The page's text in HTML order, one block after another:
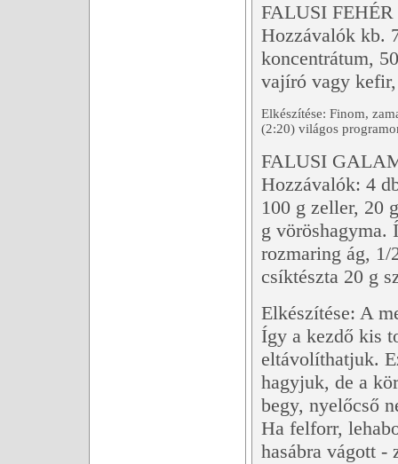
FALUSI
Hozzávalók kb.
koncentrátum,
vajíró vagy
Elkészítése: Finom,
(2:20) világos
FALUSI
Hozzávalók: 4
100 g zeller, 20
g vöröshagyma.
rozmaring ág, 1/
csíktészta 20 g
Elkészítése: A
Így a kezdő kis
eltávolíthatjuk.
hagyjuk, de a
begy, nyelőcső
Ha felforr,
hasábra vágott -